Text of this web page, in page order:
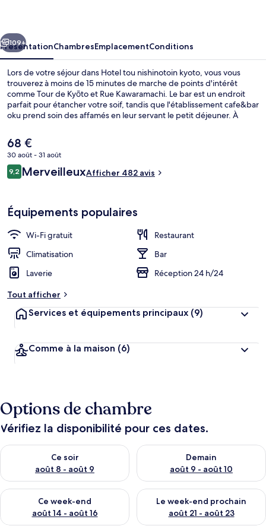
Bain public
Suivant
109+
PrésentationChambresEmplacementConditions
Lors de votre séjour dans Hotel tou nishinotoin kyoto, vous vous
trouverez à moins de 15 minutes de marche de points d'intérêt
comme Tour de Kyōto et Rue Kawaramachi. Le bar est un endroit
parfait pour étancher votre soif, tandis que l'établissement cafe&bar
oku prend soin des affamés en leur servant le petit déjeuner. À
comme Marché Nishiki et Château de Nijō. Les transports publics
sont tout proches. Station de métro Gojō se situe à seulement 8 min
à pied.
Le
prix
actuel
est
68 €
30 août - 31 août
Avis
voyageurs
9,29,2 sur 10
MerveilleuxAfficher 482 avis
Équipements populaires
Wi-Fi gratuit
Restaurant
Climatisation
Bar
Laverie
Réception 24 h/24
Tout afficher
Services et équipements principaux (9)
Comme à la maison (6)
Options de chambre
Vérifiez la disponibilité pour ces dates.
Ce soir
août 8 - août 9
Vérifier la disponibilité pour ce soir août 8 - août 9
Demain
août 9 - août 10
Vérifier la disponibilité pour
Ce week-end
août 14 - août 16
Vérifier la disponibilité pour ce week-end août 14 - août 16
Le week-end prochain
août 21 - août 23
Vérifier la disponibilité pour